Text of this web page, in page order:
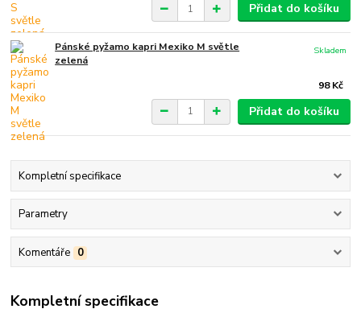
Přidat do košíku
Pánské pyžamo kapri Mexiko M světle
zelená
98 Kč
Skladem
Přidat do košíku
Kompletní specifikace
Parametry
Komentáře 0
Kompletní specifikace